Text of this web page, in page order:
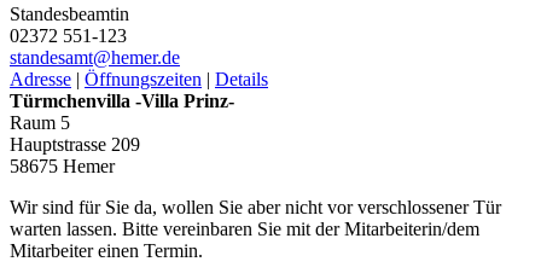
Standesbeamtin
02372 551-123
standesamt@­hemer.de
Adresse | Öffnungszeiten | Details
Türmchenvilla -Villa Prinz-
Raum 5
Hauptstrasse 209
58675 Hemer
Wir sind für Sie da, wollen Sie aber nicht vor verschlossener Tür
warten lassen. Bitte vereinbaren Sie mit der Mitarbeiterin/dem
Mitarbeiter einen Termin.